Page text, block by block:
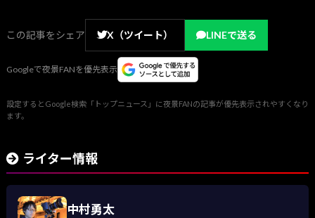
この記事をシェア X（ツイート） LINEで送る
Googleで夜景FANを優先表示
設定するとGoogle検索「トップニュース」に夜景FANの記事が優先表示されやすくなり
ます。
ライター情報
中村勇太